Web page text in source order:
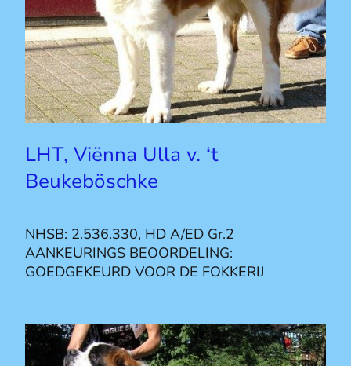
LHT, Viënna Ulla v. ‘t
Beukeböschke
NHSB: 2.536.330, HD A/ED Gr.2
AANKEURINGS BEOORDELING:
GOEDGEKEURD VOOR DE FOKKERIJ